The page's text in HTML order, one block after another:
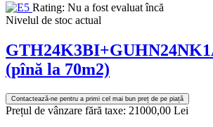
Rating: Nu a fost evaluat încă
Nivelul de stoc actual
(pînă la 70m2)
Contactează-ne pentru a primi cel mai bun preț de pe piață
Prețul de vânzare fără taxe: 21000,00 Lei